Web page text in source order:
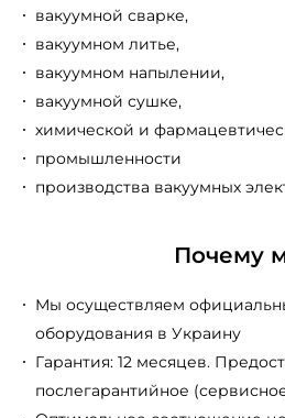
вакуумной сварке,
вакуумном литье,
вакуумном напылении,
вакуумной сушке,
химической и
промышленности
производства вакуумных
Почему
Мы осуществляем
оборудования в Украину
Гарантия: 12 месяцев.
послегарантийное